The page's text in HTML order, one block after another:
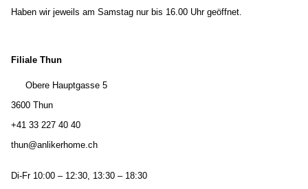
Haben wir jeweils am Samstag nur bis 16.00 Uhr geöffnet.
Filiale Thun
Obere Hauptgasse 5
3600 Thun
+41 33 227 40 40
thun@anlikerhome.ch
Di-Fr 10:00 – 12:30, 13:30 – 18:30